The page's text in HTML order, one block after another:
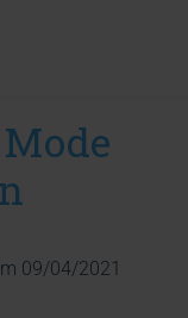
09/04/2021